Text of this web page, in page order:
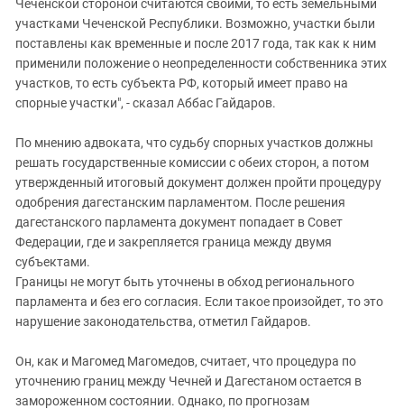
Чеченской стороной считаются своими, то есть земельными
участками Чеченской Республики. Возможно, участки были
поставлены как временные и после 2017 года, так как к ним
применили положение о неопределенности собственника этих
участков, то есть субъекта РФ, который имеет право на
спорные участки", - сказал Аббас Гайдаров.
По мнению адвоката, что судьбу спорных участков должны
решать государственные комиссии с обеих сторон, а потом
утвержденный итоговый документ должен пройти процедуру
одобрения дагестанским парламентом. После решения
дагестанского парламента документ попадает в Совет
Федерации, где и закрепляется граница между двумя
субъектами.
Границы не могут быть уточнены в обход регионального
парламента и без его согласия. Если такое произойдет, то это
нарушение законодательства, отметил Гайдаров.
Он, как и Магомед Магомедов, считает, что процедура по
уточнению границ между Чечней и Дагестаном остается в
замороженном состоянии. Однако, по прогнозам